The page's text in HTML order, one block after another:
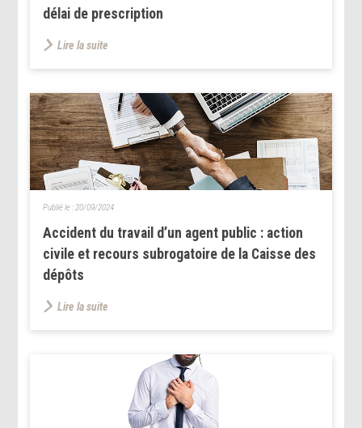
délai de prescription
Lire la suite
Accident du travail d’un agent public : action
civile et recours subrogatoire de la Caisse des
dépôts
Publié le : 20/09/2024
Lire la suite